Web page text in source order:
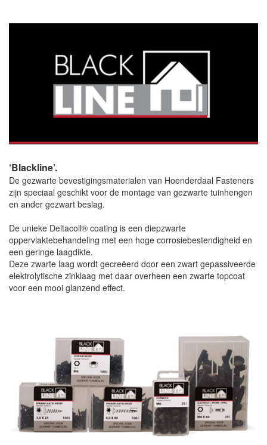
‘Blackline’.
De gezwarte bevestigingsmaterialen van Hoenderdaal Fasteners
zijn speciaal geschikt voor de montage van gezwarte tuinhengen
en ander gezwart beslag.
De unieke Deltacoll® coating is een diepzwarte
oppervlaktebehandeling met een hoge corrosiebestendigheid en
een geringe laagdikte.
Deze zwarte laag wordt gecreëerd door een zwart gepassiveerde
elektrolytische zinklaag met daar overheen een zwarte topcoat
voor een mooi glanzend effect.